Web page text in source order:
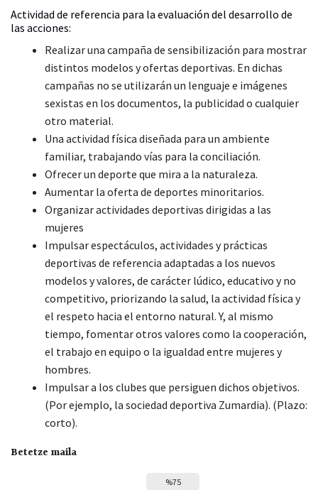
Actividad de referencia para la evaluación del desarrollo de
las acciones:
Realizar una campaña de sensibilización para mostrar
distintos modelos y ofertas deportivas. En dichas
campañas no se utilizarán un lenguaje e imágenes
sexistas en los documentos, la publicidad o cualquier
otro material.
Una actividad física diseñada para un ambiente
familiar, trabajando vías para la conciliación.
Ofrecer un deporte que mira a la naturaleza.
Aumentar la oferta de deportes minoritarios.
Organizar actividades deportivas dirigidas a las
mujeres
Impulsar espectáculos, actividades y prácticas
deportivas de referencia adaptadas a los nuevos
modelos y valores, de carácter lúdico, educativo y no
competitivo, priorizando la salud, la actividad física y
el respeto hacia el entorno natural. Y, al mismo
tiempo, fomentar otros valores como la cooperación,
el trabajo en equipo o la igualdad entre mujeres y
hombres.
Impulsar a los clubes que persiguen dichos objetivos.
(Por ejemplo, la sociedad deportiva Zumardia). (Plazo:
corto).
Betetze maila
%75